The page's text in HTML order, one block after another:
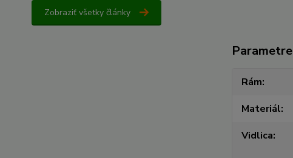
Zobraziť všetky články
Parametre
Rám
Materiál
Vidlica